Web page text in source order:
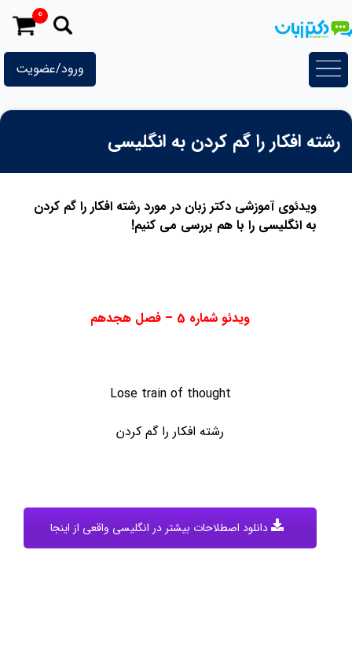
به
ورود/عضویت
0
رشته افکار را گم کردن به انگلیسی
ویدئوی آموزشی دکتر زبان در مورد رشته افکار را گم کردن
به انگلیسی را با هم بررسی می کنیم!
ویدئو شماره 5 – فصل هجدهم
Lose train of thought
رشته افکار را گم کردن
دانلود اصطلاحات بیشتر در انگلیسی واقعی از اینجا